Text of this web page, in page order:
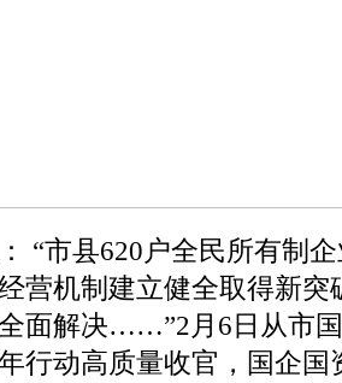
“市县620户全民所有制
营机制建立健全取得新突
面解决……”2月6日从市
行动高质量收官，国企国